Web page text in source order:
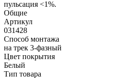
пульсация <1%.
Общие
Артикул
031428
Способ монтажа
на трек 3-фазный
Цвет покрытия
Белый
Тип товара